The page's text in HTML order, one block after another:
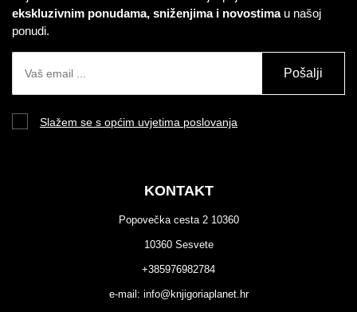
ekskluzivnim ponudama, sniženjima i novostimau našoj
ponudi.
Pošalji
Slažem se s općim uvjetima poslovanja
KONTAKT
Popovečka cesta 2 10360
10360 Sesvete
+385976982784
e-mail: info@knjigoriaplanet.hr